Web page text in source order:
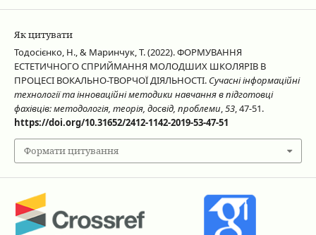
Як цитувати
Тодосієнко, Н., & Маринчук, Т. (2022). ФОРМУВАННЯ
ЕСТЕТИЧНОГО СПРИЙМАННЯ МОЛОДШИХ ШКОЛЯРІВ В
ПРОЦЕСІ ВОКАЛЬНО-ТВОРЧОЇ ДІЯЛЬНОСТІ. Сучасні інформаційні
технології та інноваційні методики навчання в підготовці
фахівців: методологія, теорія, досвід, проблеми,53, 47-51.
https://doi.org/10.31652/2412-1142-2019-53-47-51
Формати цитування